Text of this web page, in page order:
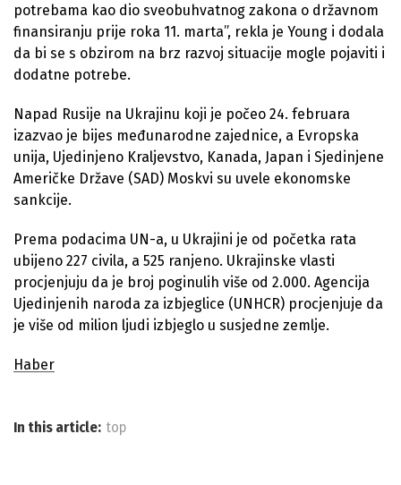
potrebama kao dio sveobuhvatnog zakona o državnom
finansiranju prije roka 11. marta”, rekla je Young i dodala
da bi se s obzirom na brz razvoj situacije mogle pojaviti i
dodatne potrebe.
Napad Rusije na Ukrajinu koji je počeo 24. februara
izazvao je bijes međunarodne zajednice, a Evropska
unija, Ujedinjeno Kraljevstvo, Kanada, Japan i Sjedinjene
Američke Države (SAD) Moskvi su uvele ekonomske
sankcije.
Prema podacima UN-a, u Ukrajini je od početka rata
ubijeno 227 civila, a 525 ranjeno. Ukrajinske vlasti
procjenjuju da je broj poginulih više od 2.000. Agencija
Ujedinjenih naroda za izbjeglice (UNHCR) procjenjuje da
je više od milion ljudi izbjeglo u susjedne zemlje.
Haber
In this article: top